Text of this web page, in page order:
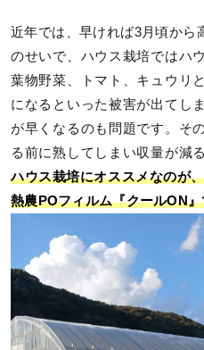
近年では、早ければ3月頃から
のせいで、ハウス栽培ではハ
葉物野菜、トマト、キュウリ
になるといった被害が出てし
が早くなるのも問題です。そ
る前に熟してしまい収量が減
ハウス栽培にオススメなのが
熱農POフィルム『クールON